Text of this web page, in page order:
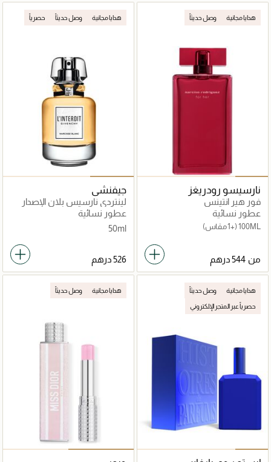
هدايا مجانية وصل حديثاً
نارسيسو رودريغز
فور هير انتينس
عطور نسائية
100ML (+1 مقاس)
من
هدايا مجانية وصل حديثاً حصرياً
جيفنشي
لينتردي نارسيس بلان الإصدار
المحدود
عطور نسائية
50ml
هدايا مجانية وصل حديثاً
حصرياً عبر المتجر الإلكتروني
هدايا مجانية وصل حديثاً